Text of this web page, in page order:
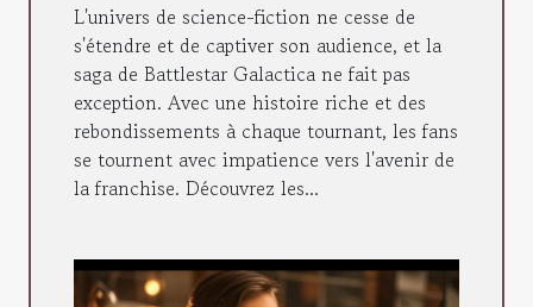
L'univers de science-fiction ne cesse de
s'étendre et de captiver son audience, et la
saga de Battlestar Galactica ne fait pas
exception. Avec une histoire riche et des
rebondissements à chaque tournant, les fans
se tournent avec impatience vers l'avenir de
la franchise. Découvrez les...